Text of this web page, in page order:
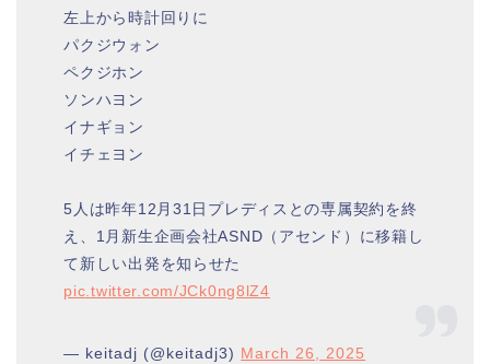
左上から時計回りに
パクジウォン
ペクジホン
ソンハヨン
イナギョン
イチェヨン
5人は昨年12月31日プレディスとの専属契約を終
え、1月新生企画会社ASND（アセンド）に移籍し
て新しい出発を知らせた
pic.twitter.com/JCk0ng8lZ4
— keitadj (@keitadj3) March 26, 2025